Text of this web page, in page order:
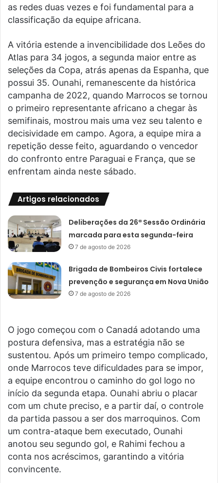
as redes duas vezes e foi fundamental para a
classificação da equipe africana.
A vitória estende a invencibilidade dos Leões do
Atlas para 34 jogos, a segunda maior entre as
seleções da Copa, atrás apenas da Espanha, que
possui 35. Ounahi, remanescente da histórica
campanha de 2022, quando Marrocos se tornou
o primeiro representante africano a chegar às
semifinais, mostrou mais uma vez seu talento e
decisividade em campo. Agora, a equipe mira a
repetição desse feito, aguardando o vencedor
do confronto entre Paraguai e França, que se
enfrentam ainda neste sábado.
Artigos relacionados
Deliberações da 26ª Sessão Ordinária
marcada para esta segunda-feira
7 de agosto de 2026
Brigada de Bombeiros Civis fortalece
prevenção e segurança em Nova União
7 de agosto de 2026
O jogo começou com o Canadá adotando uma
postura defensiva, mas a estratégia não se
sustentou. Após um primeiro tempo complicado,
onde Marrocos teve dificuldades para se impor,
a equipe encontrou o caminho do gol logo no
início da segunda etapa. Ounahi abriu o placar
com um chute preciso, e a partir daí, o controle
da partida passou a ser dos marroquinos. Com
um contra-ataque bem executado, Ounahi
anotou seu segundo gol, e Rahimi fechou a
conta nos acréscimos, garantindo a vitória
convincente.